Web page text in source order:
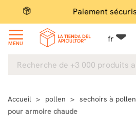
Paiement sécurisé
MENU fr
Accueil pollen sechoirs à pollen
pour armoire chaude